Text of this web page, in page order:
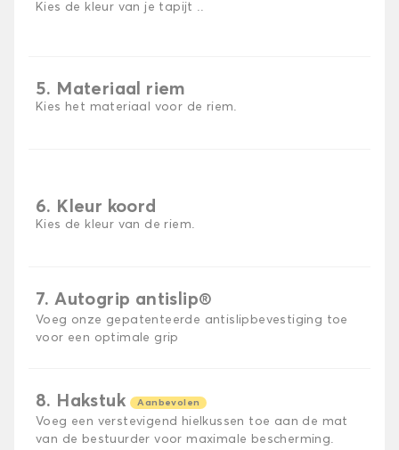
Kies de kleur van je tapijt ..
5. Materiaal riem
Kies het materiaal voor de riem.
6. Kleur koord
Kies de kleur van de riem.
7. Autogrip antislip®
Voeg onze gepatenteerde antislipbevestiging toe
voor een optimale grip
8. Hakstuk Aanbevolen
Voeg een verstevigend hielkussen toe aan de mat
van de bestuurder voor maximale bescherming.